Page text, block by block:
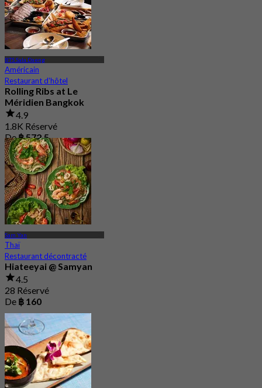
BTS Sala Daeng
Américain
Restaurant d'hôtel
Rolling Ribs at Le
Méridien Bangkok
4.9
1.8K Réservé
De฿ 572.5
Sam Yan
Thaï
Restaurant décontracté
Hiateeyai @ Samyan
4.5
28 Réservé
De ฿ 160